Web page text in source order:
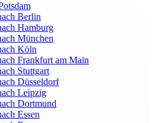
Berlin
Hamburg
München
Köln
Frankfurt am Main
Stuttgart
Düsseldorf
Leipzig
Dortmund
Essen